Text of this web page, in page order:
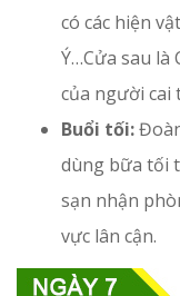
có các hiện
Ý…Cửa sau là
của người cai
Buổi tối:
dùng bữa tối
sạn nhận
vực lân cận.